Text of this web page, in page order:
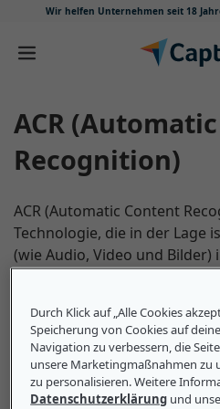
Wir helfen Unternehmen seit 18
Zum Inhalt springen
ACR (Automatic Content
Recognition)
ACR (Automatic Content
Technologie, die in der Lage
(wie Audio, Video und
dann mit einem
Übereinstimmungen über
oder Wasserzeichen zu
Anwendungsfällen dieser
Durch Klick auf „Alle Cookies
Speicherung von Cookies auf
Navigation zu verbessern, die
unsere Marketingmaßnahmen zu
zu personalisieren. Weitere
Datenschutzerklärung und